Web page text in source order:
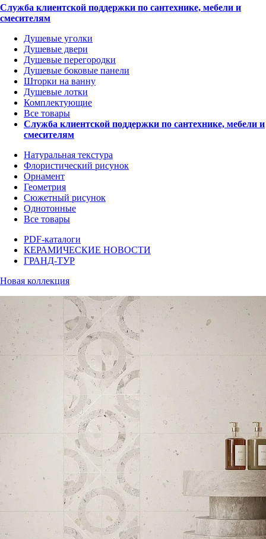
Служба клиентской поддержки по сантехнике, мебели и
смесителям
Душевые уголки
Душевые двери
Душевые перегородки
Душевые боковые панели
Шторки на ванну
Душевые лотки
Комплектующие
Все товары
Служба клиентской поддержки по сантехнике, мебели и
смесителям
Натуральная текстура
Флористический рисунок
Орнамент
Геометрия
Сюжетный рисунок
Однотонные
Все товары
PDF-каталоги
КЕРАМИЧЕСКИЕ НОВОСТИ
ГРАНД-ТУР
Новая коллекция